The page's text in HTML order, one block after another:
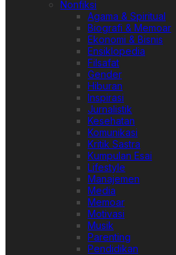
Nonfiksi
Agama & Spiritual
Biografi & Memoar
Ekonomi & Bisnis
Ensiklopedia
Filsafat
Gender
Hiburan
Inspirasi
Jurnalistik
Kesehatan
Komunikasi
Kritik Sastra
Kumpulan Esai
Lifestyle
Manajemen
Media
Memoar
Motivasi
Musik
Parenting
Pendidikan